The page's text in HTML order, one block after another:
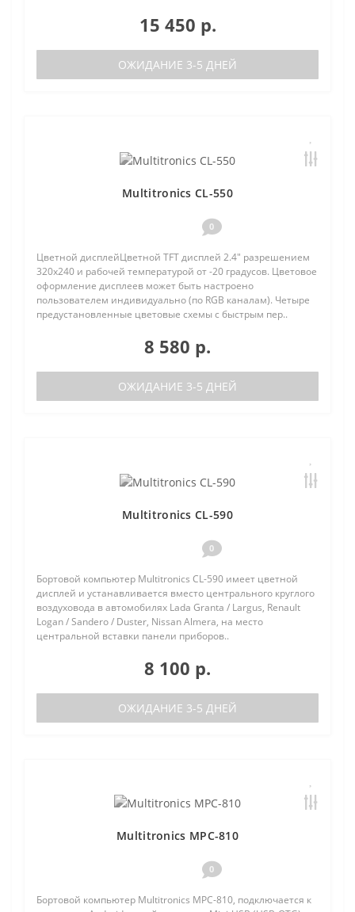
15 450 р.
ОЖИДАНИЕ 3-5 ДНЕЙ
Multitronics CL-550
0
Цветной дисплейЦветной TFT дисплей 2.4" разрешением
320х240 и рабочей температурой от -20 градусов. Цветовое
оформление дисплеев может быть настроено
пользователем индивидуально (по RGB каналам). Четыре
предустановленные цветовые схемы с быстрым пер..
8 580 р.
ОЖИДАНИЕ 3-5 ДНЕЙ
Multitronics CL-590
0
Бортовой компьютер Multitronics CL-590 имеет цветной
дисплей и устанавливается вместо центрального круглого
воздуховода в автомобилях Lada Granta / Largus, Renault
Logan / Sandero / Duster, Nissan Almera, на место
центральной вставки панели приборов..
8 100 р.
ОЖИДАНИЕ 3-5 ДНЕЙ
Multitronics MPC-810
0
Бортовой компьютер Multitronics MPC-810, подключается к